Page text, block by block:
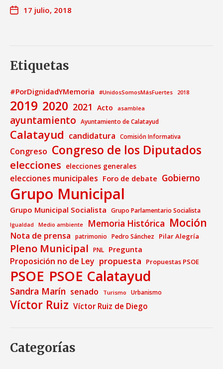
17 julio, 2018
Etiquetas
#PorDignidadYMemoria #UnidosSomosMásFuertes 2018
2019 2020 2021 Acto asamblea
ayuntamiento Ayuntamiento de Calatayud
Calatayud candidatura Comisión Informativa
Congreso Congreso de los Diputados
elecciones elecciones generales
elecciones municipales Foro de debate Gobierno
Grupo Municipal
Grupo Municipal Socialista Grupo Parlamentario Socialista
Igualdad Medio ambiente Memoria Histórica Moción
Nota de prensa patrimonio Pedro Sánchez Pilar Alegría
Pleno Municipal PNL Pregunta
Proposición no de Ley propuesta Propuestas PSOE
PSOE PSOE Calatayud
Sandra Marín senado Turismo Urbanismo
Víctor Ruiz Víctor Ruiz de Diego
Categorías